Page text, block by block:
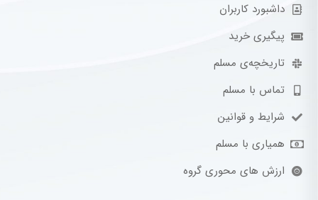
داشبورد کاربران
پیگیری خرید
تاریخچه‌ی مسلم
تماس با مسلم
شرایط و قوانین
همیاری با مسلم
ارزش های محوری گروه